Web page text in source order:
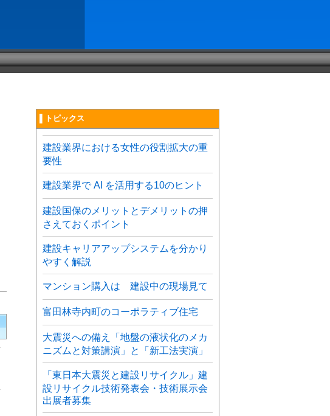
▌トピックス
建設業界における女性の役割拡大の重
要性
建設業界で AI を活用する10のヒント
建設国保のメリットとデメリットの押
さえておくポイント
建設キャリアアップシステムを分かり
やすく解説
マンション購入は 建設中の現場見て
富田林寺内町のコーポラティブ住宅
大震災への備え「地盤の液状化のメカ
ニズムと対策講演」と「新工法実演」
「東日本大震災と建設リサイクル」建
設リサイクル技術発表会・技術展示会
出展者募集